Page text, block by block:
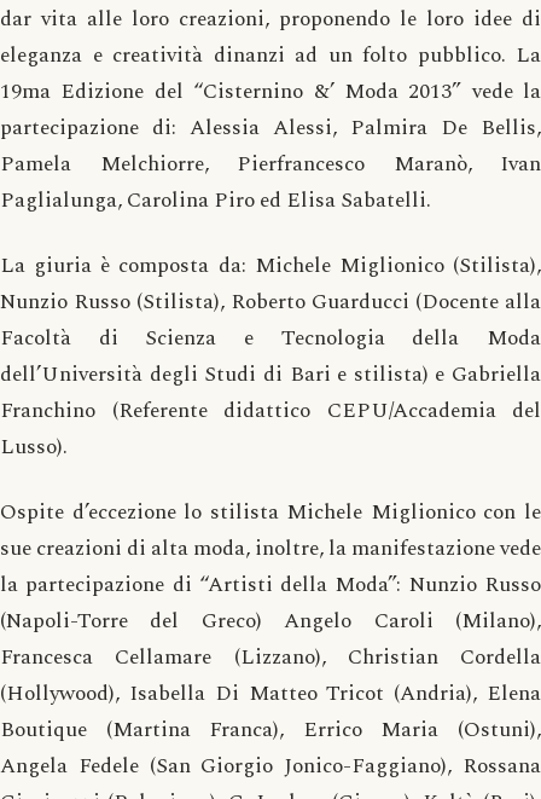
dar vita alle loro creazioni, proponendo le loro idee di
eleganza e creatività dinanzi ad un folto pubblico. La
19ma Edizione del “Cisternino &’ Moda 2013” vede la
partecipazione di: Alessia Alessi, Palmira De Bellis,
Pamela Melchiorre, Pierfrancesco Maranò, Ivan
Paglialunga, Carolina Piro ed Elisa Sabatelli.
La giuria è composta da: Michele Miglionico (Stilista),
Nunzio Russo (Stilista), Roberto Guarducci (Docente alla
Facoltà di Scienza e Tecnologia della Moda
dell’Università degli Studi di Bari e stilista) e Gabriella
Franchino (Referente didattico CEPU/Accademia del
Lusso).
Ospite d’eccezione lo stilista Michele Miglionico con le
sue creazioni di alta moda, inoltre, la manifestazione vede
la partecipazione di “Artisti della Moda”: Nunzio Russo
(Napoli-Torre del Greco) Angelo Caroli (Milano),
Francesca Cellamare (Lizzano), Christian Cordella
(Hollywood), Isabella Di Matteo Tricot (Andria), Elena
Boutique (Martina Franca), Errico Maria (Ostuni),
Angela Fedele (San Giorgio Jonico-Faggiano), Rossana